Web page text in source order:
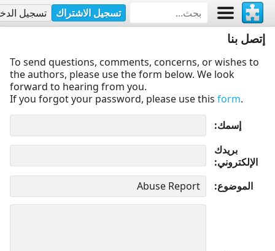
تسجيل الاشتراك تسجيل
إتصل بنا
To send questions, comments, concerns, or wishes to
the authors, please use the form below. We look
forward to hearing from you.
If you forgot your password, please use this form.
إسمك
بريدك
الإلكتروني
الموضوع